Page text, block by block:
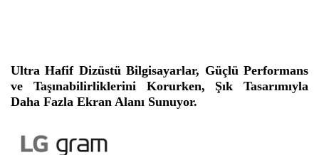
Ultra Hafif Dizüstü Bilgisayarlar, Güçlü Performans
ve Taşınabilirliklerini Korurken, Şık Tasarımıyla
Daha Fazla Ekran Alanı Sunuyor.